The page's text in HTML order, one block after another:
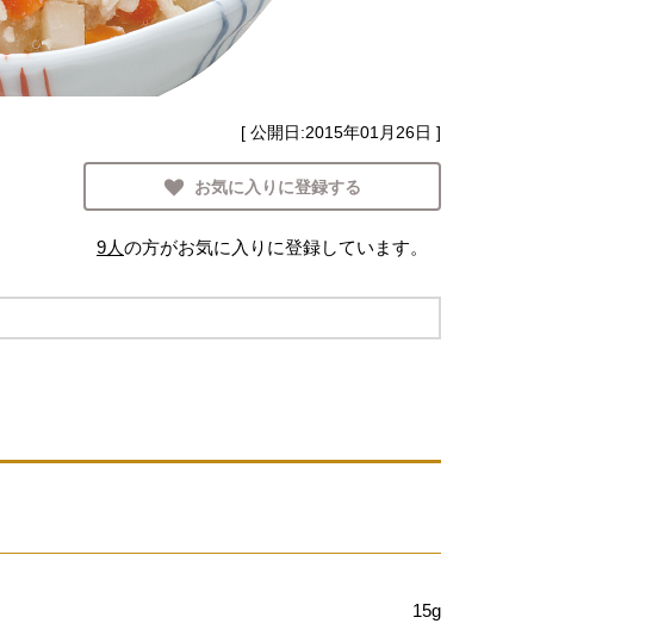
[ 公開日:2015年01月26日 ]
お気に入りに登録する
9人の方がお気に入りに登録しています。
15g